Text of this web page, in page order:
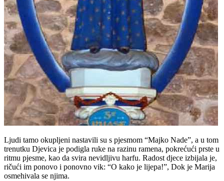
Ljudi tamo okupljeni nastavili su s pjesmom “Majko Nade”, a u tom
trenutku Djevica je podigla ruke na razinu ramena, pokrećući prste u
ritmu pjesme, kao da svira nevidljivu harfu. Radost djece izbijala je,
ričući im ponovo i ponovno vik: “O kako je lijepa!”, Dok je Marija
osmehivala se njima.